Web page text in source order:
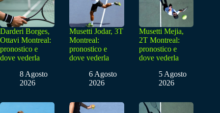
Darderi Borges,
Ottavi Montreal:
pronostico e
dove vederla
8 Agosto
2026
Musetti Jodar, 3T
Montreal:
pronostico e
dove vederla
6 Agosto
2026
Musetti Mejia,
2T Montreal:
pronostico e
dove vederla
5 Agosto
2026